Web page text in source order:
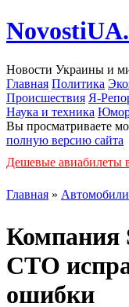
Новости Украины и
Главная Политика
Происшествия Я-
Наука и техника
Вы просматриваете
полную версию сайта
Дешевые авиабилеты
Главная » Автомобили
Компания
СТО
ошибки